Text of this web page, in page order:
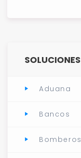
SOLUCIONES
Aduana
Bancos
Bomberos